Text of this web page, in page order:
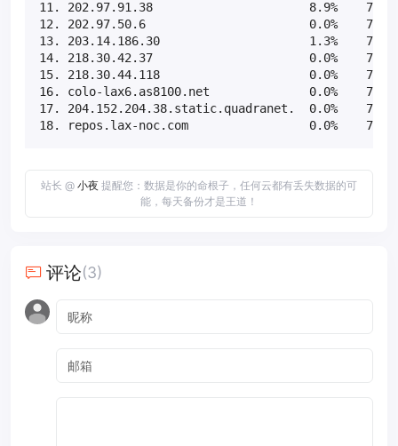
11. 202.97.91.38                      8.9%    79
12. 202.97.50.6                       0.0%    79
13. 203.14.186.30                     1.3%    79
14. 218.30.42.37                      0.0%    79
15. 218.30.44.118                     0.0%    79
16. colo-lax6.as8100.net              0.0%    79
17. 204.152.204.38.static.quadranet.  0.0%    79
18. repos.lax-noc.com                 0.0%    79
站长 @ 小夜 提醒您：数据是你的命根子，任何云都有丢失数据的可
能，每天备份才是王道！
评论(3)